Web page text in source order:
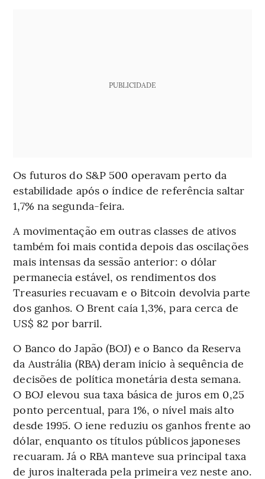
PUBLICIDADE
Os futuros do S&P 500 operavam perto da
estabilidade após o índice de referência saltar
1,7% na segunda-feira.
A movimentação em outras classes de ativos
também foi mais contida depois das oscilações
mais intensas da sessão anterior: o dólar
permanecia estável, os rendimentos dos
Treasuries recuavam e o Bitcoin devolvia parte
dos ganhos. O Brent caía 1,3%, para cerca de
US$ 82 por barril.
O Banco do Japão (BOJ) e o Banco da Reserva
da Austrália (RBA) deram início à sequência de
decisões de política monetária desta semana.
O BOJ elevou sua taxa básica de juros em 0,25
ponto percentual, para 1%, o nível mais alto
desde 1995. O iene reduziu os ganhos frente ao
dólar, enquanto os títulos públicos japoneses
recuaram. Já o RBA manteve sua principal taxa
de juros inalterada pela primeira vez neste ano.